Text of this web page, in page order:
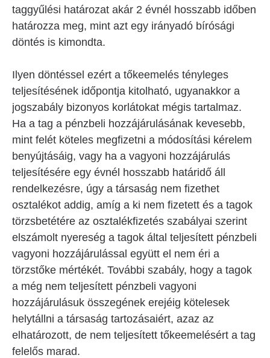
taggyűlési határozat akár 2 évnél hosszabb időben
határozza meg, mint azt egy irányadó bírósági
döntés is kimondta.
Ilyen döntéssel ezért a tőkeemelés tényleges
teljesítésének időpontja kitolható, ugyanakkor a
jogszabály bizonyos korlátokat mégis tartalmaz.
Ha a tag a pénzbeli hozzájárulásának kevesebb,
mint felét köteles megfizetni a módosítási kérelem
benyújtásáig, vagy ha a vagyoni hozzájárulás
teljesítésére egy évnél hosszabb határidő áll
rendelkezésre, úgy a társaság nem fizethet
osztalékot addig, amíg a ki nem fizetett és a tagok
törzsbetétére az osztalékfizetés szabályai szerint
elszámolt nyereség a tagok által teljesített pénzbeli
vagyoni hozzájárulással együtt el nem éri a
törzstőke mértékét. További szabály, hogy a tagok
a még nem teljesített pénzbeli vagyoni
hozzájárulásuk összegének erejéig kötelesek
helytállni a társaság tartozásaiért, azaz az
elhatározott, de nem teljesített tőkeemelésért a tag
felelős marad.